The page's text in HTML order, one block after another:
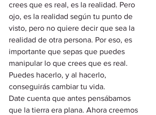
crees que es real, es la realidad. Pero
ojo, es la realidad según tu punto de
visto, pero no quiere decir que sea la
realidad de otra persona. Por eso, es
importante que sepas que puedes
manipular lo que crees que es real.
Puedes hacerlo, y al hacerlo,
conseguirás cambiar tu vida.
Date cuenta que antes pensábamos
que la tierra era plana. Ahora creemos